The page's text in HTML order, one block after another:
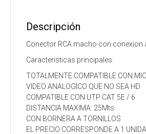
Descripción
Conector RCA macho con conexion
Caracteristicas principales:
TOTALMENTE COMPATIBLE CON
VIDEO ANALOGICO QUE NO SEA HD
COMPATIBLE CON UTP CAT 5E / 6
DISTANCIA MAXIMA: 25Mts
CON BORNERA A TORNILLOS
EL PRECIO CORRESPONDE A 1